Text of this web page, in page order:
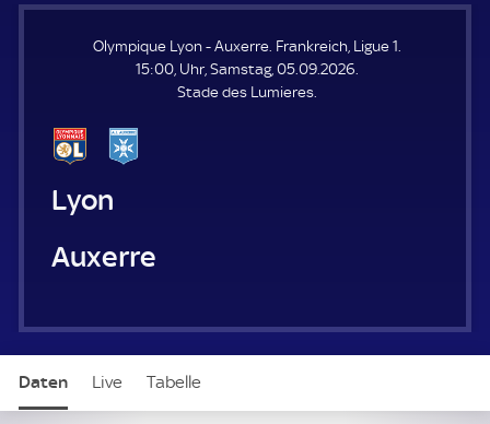
Olympique Lyon - Auxerre. Frankreich, Ligue 1.
15:00, Uhr, Samstag, 05.09.2026.
Stade des Lumieres.
Olympique Lyon
Auxerre
Daten Live Tabelle